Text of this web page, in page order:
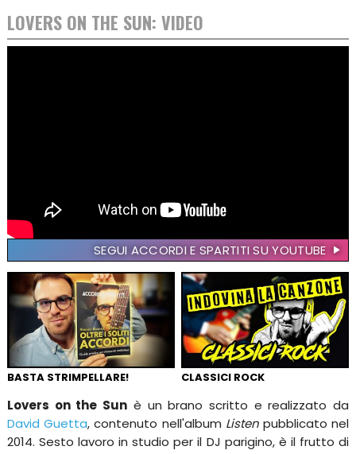
LOVERS ON THE SUN: VIDEO
SEGUI ACCORDI E SPARTITI SU YOUTUBE
BASTA STRIMPELLARE! CLASSICI ROCK
Lovers on the Sun è un brano scritto e realizzato da
David Guetta, contenuto nell'album Listenpubblicato nel
2014. Sesto lavoro in studio per il DJ parigino, è il frutto di